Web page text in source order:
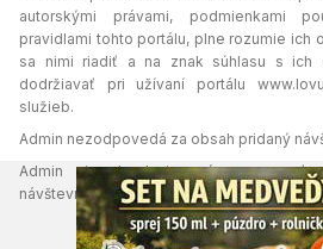
autorskými právami, podmienkami
pravidlami tohto portálu, plne rozumie ich
sa nimi riadiť a na znak súhlasu s ich
dodržiavať pri užívaní portálu
služieb.
Admin nezodpovedá za obsah pridaný
Admin si vyhradzuje právo vymazať
návštevníkmi portálu, ak tak uzná za